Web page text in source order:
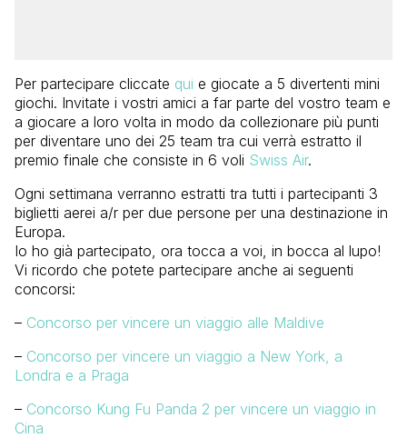
Per partecipare cliccate qui e giocate a 5 divertenti mini
giochi. Invitate i vostri amici a far parte del vostro team e
a giocare a loro volta in modo da collezionare più punti
per diventare uno dei 25 team tra cui verrà estratto il
premio finale che consiste in 6 voli Swiss Air.
Ogni settimana verranno estratti tra tutti i partecipanti 3
biglietti aerei a/r per due persone per una destinazione in
Europa.
Io ho già partecipato, ora tocca a voi, in bocca al lupo!
Vi ricordo che potete partecipare anche ai seguenti
concorsi:
– Concorso per vincere un viaggio alle Maldive
– Concorso per vincere un viaggio a New York, a
Londra e a Praga
– Concorso Kung Fu Panda 2 per vincere un viaggio in
Cina